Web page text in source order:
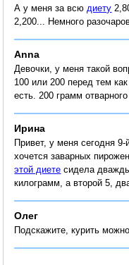
А у меня за всю диету
2,200... Немного
Anna
Девочки, у меня такой
100 или 200 перед тем
есть. 200 грамм
Ирина
Привет, у меня сегодня
хочется заварных
этой диете сидела
килограмм, а второй 5,
Олег
Подскажите, курить